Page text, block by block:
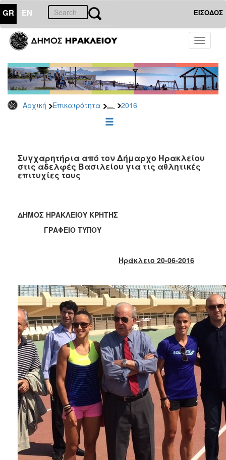
GR EN ΕΙΣΟΔΟΣ
Toggle
Αρχική Επικαιρότητα ... 2016
ΕΠΙΚΑΙΡΟΤΗΤΑ
Τύπου
Αρχείο
2026
2025
2022
2021
2018
2017
2012
2011
2010
2006
ΔΗΜΟΤΗΣ
ΕΠΙΣΚΕΠΤΗΣ
ΗΡΑΚΛΕΙΟ
Συγχαρητήρια από τον Δήμαρχο Ηρακλείου
στις αδελφές Βασιλείου για τις αθλητικές
επιτυχίες τους
ΔΗΜΟΣ ΗΡΑΚΛΕΙΟΥ ΚΡΗΤΗΣ
ΓΡΑΦΕΙΟ ΤΥΠΟΥ
Ηράκλειο 20-06-2016